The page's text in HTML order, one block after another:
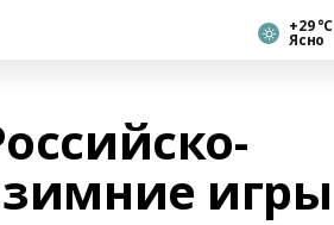
+29 °С
Ясно
игры